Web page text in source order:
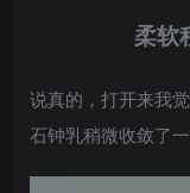
柔软
说真的，打开来我
石钟乳稍微收敛了